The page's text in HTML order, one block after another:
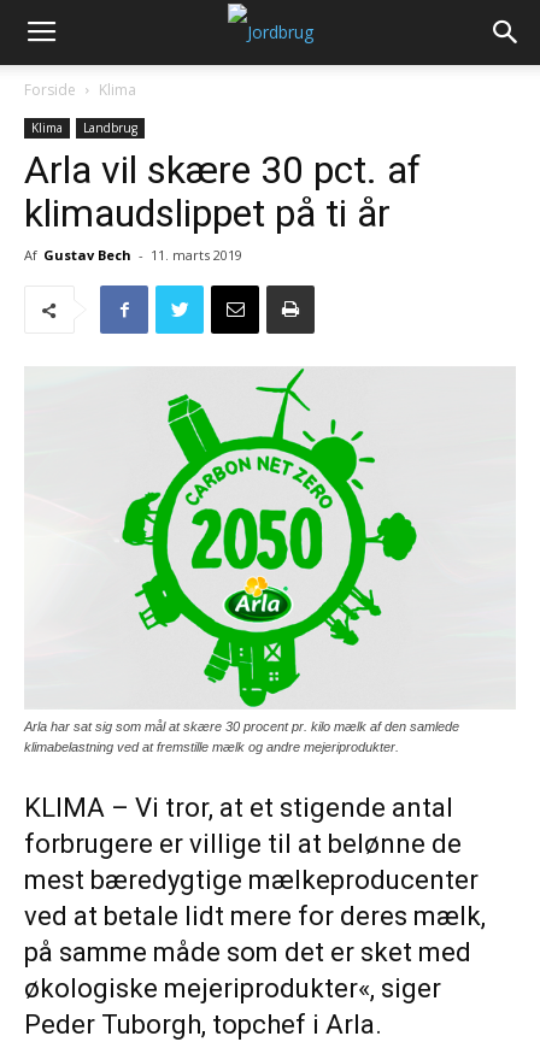
Forside Klima
Klima Landbrug
Arla vil skære 30 pct. af
klimaudslippet på ti år
Af Gustav Bech - 11. marts 2019
Arla har sat sig som mål at skære 30 procent pr. kilo mælk af den samlede
klimabelastning ved at fremstille mælk og andre mejeriprodukter.
KLIMA – Vi tror, at et stigende antal
forbrugere er villige til at belønne de
mest bæredygtige mælkeproducenter
ved at betale lidt mere for deres mælk,
på samme måde som det er sket med
økologiske mejeriprodukter«, siger
Peder Tuborgh, topchef i Arla.